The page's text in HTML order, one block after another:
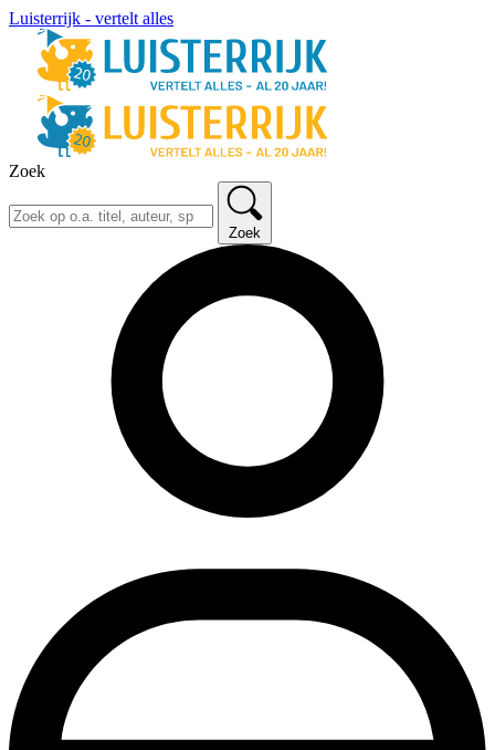
Luisterrijk - vertelt alles
Zoek
Zoek